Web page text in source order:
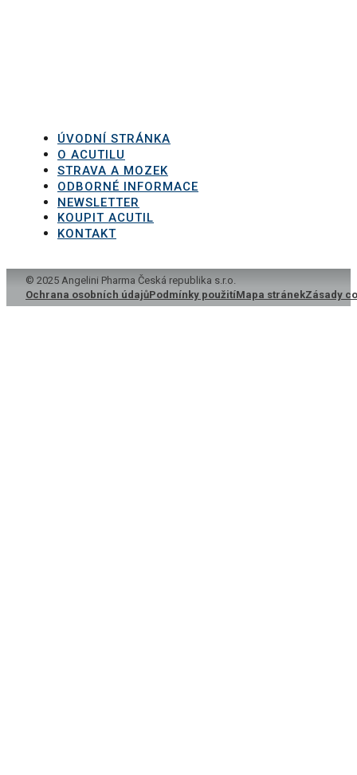
ÚVODNÍ STRÁNKA
O ACUTILU
STRAVA A MOZEK
ODBORNÉ INFORMACE
NEWSLETTER
KOUPIT ACUTIL
KONTAKT
© 2025 Angelini Pharma Česká republika s.r.o.
Ochrana osobních údajůPodmínky použitíMapa stránekZásady